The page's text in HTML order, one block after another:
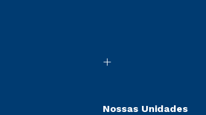
Nossas Unidades